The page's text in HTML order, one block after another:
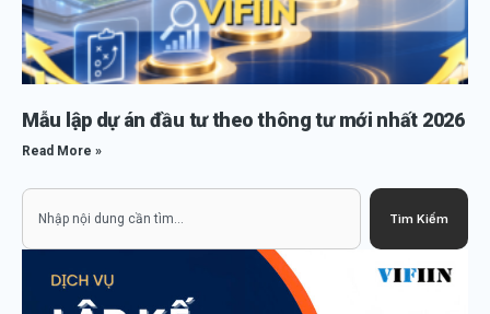
Mẫu lập dự án đầu tư theo thông tư mới nhất 2026
Read More »
Tìm Kiếm